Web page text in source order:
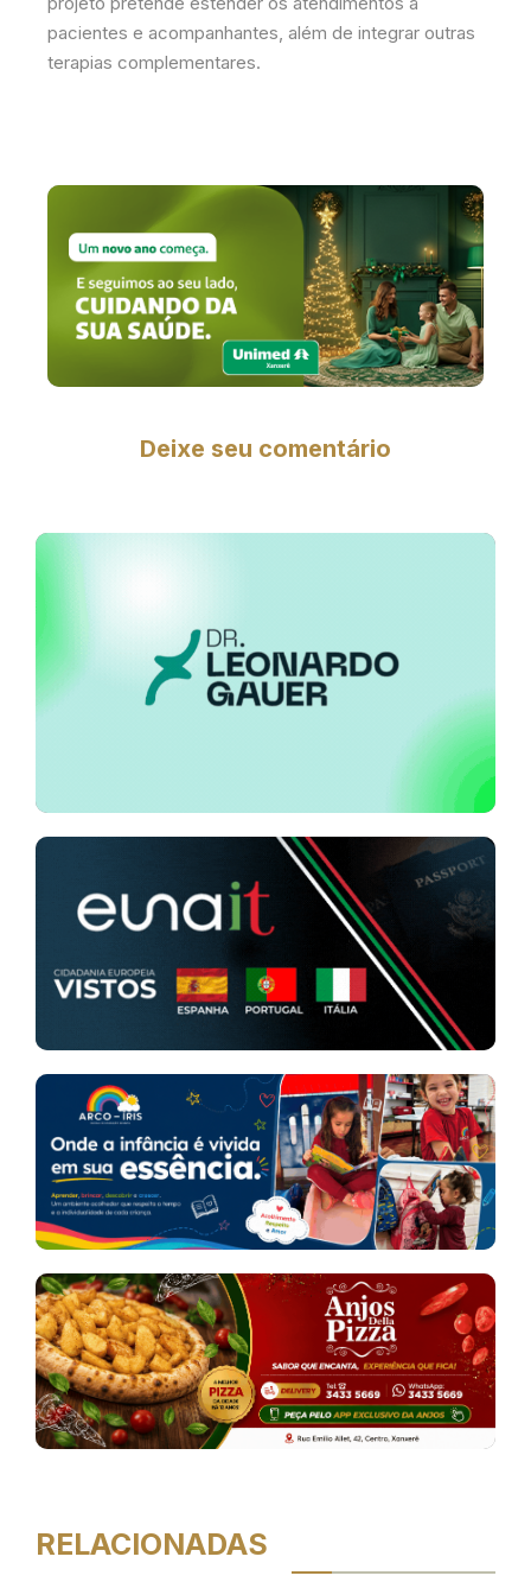
pacientes e acompanhantes, além de integrar outras
terapias complementares.
Deixe seu comentário
RELACIONADAS